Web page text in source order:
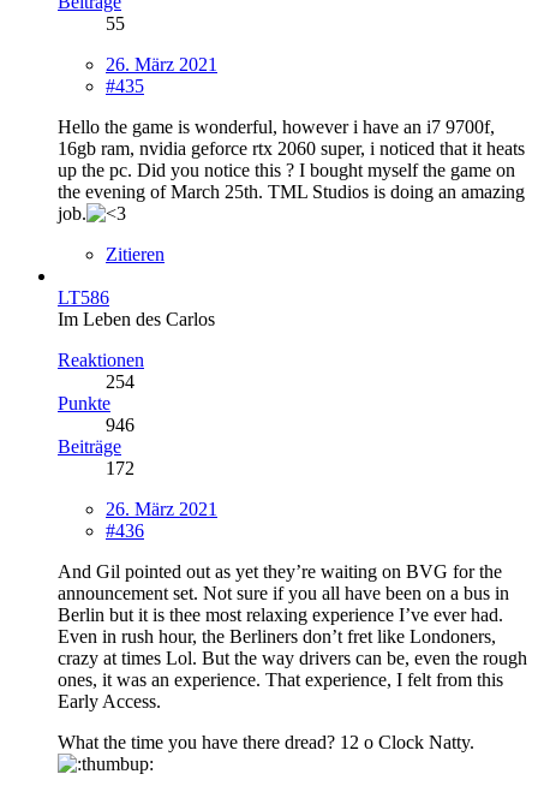
55
26. März 2021
#435
Hello the game is wonderful, however i have an i7 9700f,
16gb ram, nvidia geforce rtx 2060 super, i noticed that it heats
up the pc. Did you notice this ? I bought myself the game on
the evening of March 25th. TML Studios is doing an amazing
job.
Zitieren
LT586
Im Leben des Carlos
Reaktionen
254
Punkte
946
Beiträge
172
26. März 2021
#436
And Gil pointed out as yet they’re waiting on BVG for the
announcement set. Not sure if you all have been on a bus in
Berlin but it is thee most relaxing experience I’ve ever had.
Even in rush hour, the Berliners don’t fret like Londoners,
crazy at times Lol. But the way drivers can be, even the rough
ones, it was an experience. That experience, I felt from this
Early Access.
What the time you have there dread? 12 o Clock Natty.